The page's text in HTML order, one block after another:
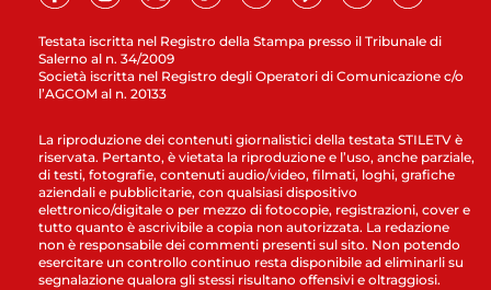
Testata iscritta nel Registro della Stampa presso il Tribunale di
Salerno al n. 34/2009
Società iscritta nel Registro degli Operatori di Comunicazione c/o
l’AGCOM al n. 20133
La riproduzione dei contenuti giornalistici della testata STILETV è
riservata. Pertanto, è vietata la riproduzione e l’uso, anche parziale,
di testi, fotografie, contenuti audio/video, filmati, loghi, grafiche
aziendali e pubblicitarie, con qualsiasi dispositivo
elettronico/digitale o per mezzo di fotocopie, registrazioni, cover e
tutto quanto è ascrivibile a copia non autorizzata. La redazione
non è responsabile dei commenti presenti sul sito. Non potendo
esercitare un controllo continuo resta disponibile ad eliminarli su
segnalazione qualora gli stessi risultano offensivi e oltraggiosi.